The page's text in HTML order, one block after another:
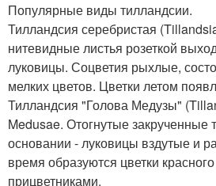
Популярные виды тилландсии.
Тилландсия серебристая
нитевидные листья розеткой
луковицы. Соцветия рыхлые,
мелких цветов. Цветки летом
Тилландсия "Голова Медузы"
Medusae. Отогнутые закрученные
основании - луковицы вздутые и
время образуются цветки
прицветниками.